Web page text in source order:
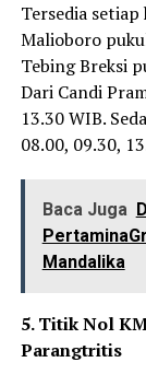
Tersedia
Malioboro
Tebing Breksi
Dari Candi
13.30 WIB.
08.00, 09.30,
Baca Juga
Mandalika
5. Titik Nol
Parangtritis